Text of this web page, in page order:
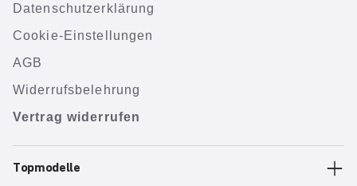
Datenschutzerklärung
Cookie-Einstellungen
AGB
Widerrufsbelehrung
Vertrag widerrufen
Topmodelle